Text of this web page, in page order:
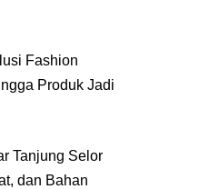
Fashion
Produk Jadi
Tanjung Selor
dan Bahan